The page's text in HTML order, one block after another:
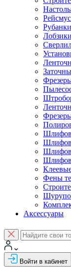
Рубанки
Лобзики
Фены
Аксессуары
Войти в кабинет